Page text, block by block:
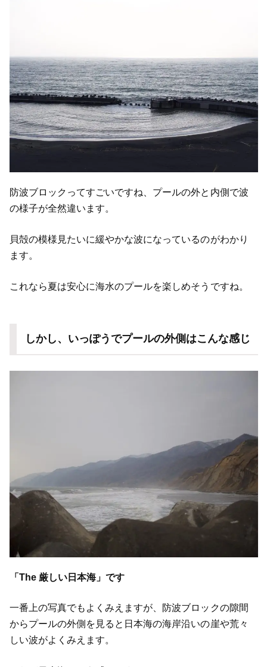
防波ブロックってすごいですね、プールの外と内側で波
の様子が全然違います。
貝殻の模様見たいに緩やかな波になっているのがわかり
ます。
これなら夏は安心に海水のプールを楽しめそうですね。
しかし、いっぽうでプールの外側はこんな感じ
「The 厳しい日本海」です
一番上の写真でもよくみえますが、防波ブロックの隙間
からプールの外側を見ると日本海の海岸沿いの崖や荒々
しい波がよくみえます。